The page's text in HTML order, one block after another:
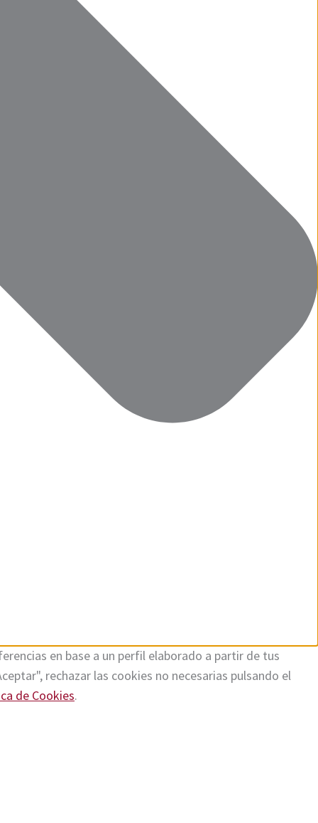
en base a un perfil elaborado a partir de tus
rechazar las cookies no necesarias pulsando el
de Cookies.